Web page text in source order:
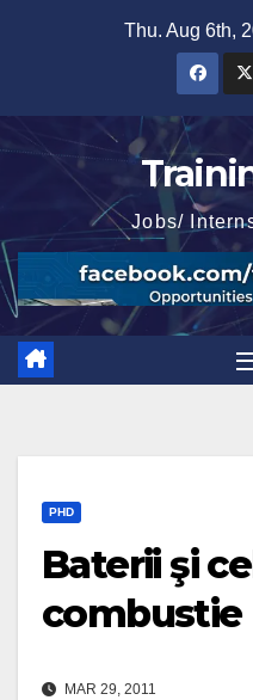
Thu. Aug 6th,
Jobs/
PHD
Baterii şi
combustie
MAR 29, 2011